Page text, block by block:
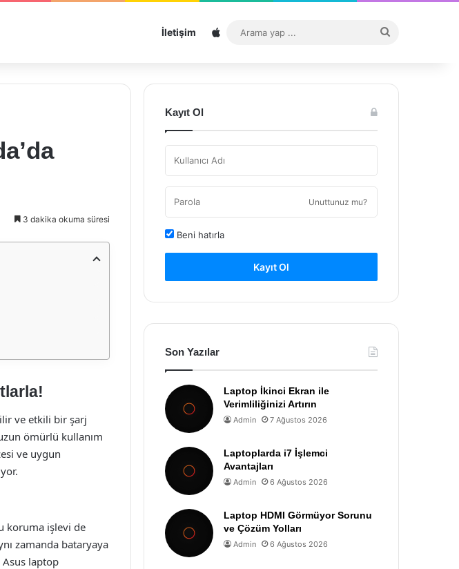
İletişim Sitemap
...
3 dakika okuma süresi
ve etkili bir şarj
ömürlü kullanım
ve uygun
koruma işlevi de
zamanda bataryaya
laptop
Kayıt Ol
Unuttunuz mu?
Beni hatırla
Kayıt Ol
Son Yazılar
Laptop İkinci Ekran ile
Verimliliğinizi Artırın
Admin 7 Ağustos 2026
Laptoplarda i7 İşlemci
Avantajları
Admin 6 Ağustos 2026
Laptop HDMI Görmüyor Sorunu
ve Çözüm Yolları
Admin 6 Ağustos 2026